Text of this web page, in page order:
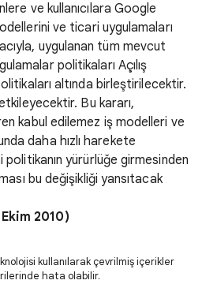
ve kullanıcılara Google
ve ticari uygulamaları
uygulanan tüm mevcut
politikaları Açılış
altında birleştirilecektir.
Bu kararı,
kabul edilemez iş modelleri ve
daha hızlı harekete
politikanın yürürlüğe girmesinden
bu değişikliği yansıtacak
2010)
kullanılarak çevrilmiş içerikler
hata olabilir.